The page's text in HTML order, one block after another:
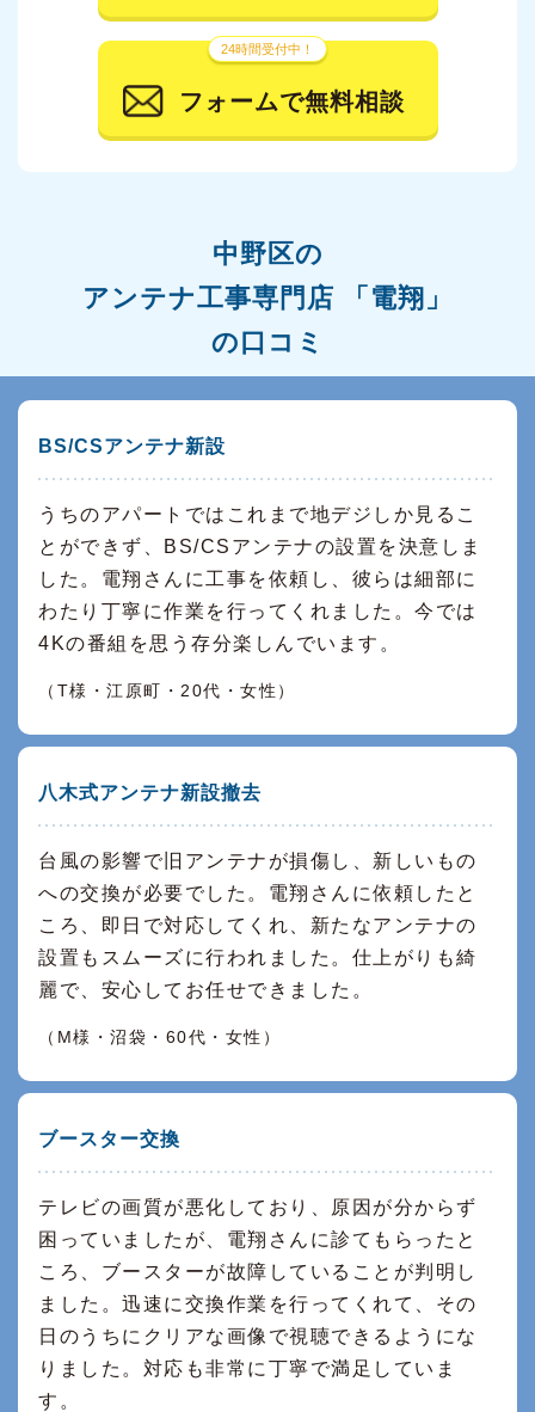
24時間受付中！
フォームで無料相談
中野区の
アンテナ工事専門店 「電翔」
の口コミ
BS/CSアンテナ新設
うちのアパートではこれまで地デジしか見るこ
とができず、BS/CSアンテナの設置を決意しま
した。電翔さんに工事を依頼し、彼らは細部に
わたり丁寧に作業を行ってくれました。今では
4Kの番組を思う存分楽しんでいます。
（T様・江原町・20代・女性）
八木式アンテナ新設撤去
台風の影響で旧アンテナが損傷し、新しいもの
への交換が必要でした。電翔さんに依頼したと
ころ、即日で対応してくれ、新たなアンテナの
設置もスムーズに行われました。仕上がりも綺
麗で、安心してお任せできました。
（M様・沼袋・60代・女性）
ブースター交換
テレビの画質が悪化しており、原因が分からず
困っていましたが、電翔さんに診てもらったと
ころ、ブースターが故障していることが判明し
ました。迅速に交換作業を行ってくれて、その
日のうちにクリアな画像で視聴できるようにな
りました。対応も非常に丁寧で満足していま
す。